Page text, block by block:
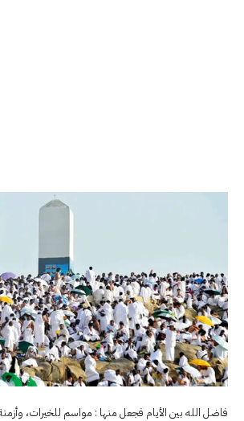
فاضل الله بين الأيام فجعل منها : مواسم للخيرات،